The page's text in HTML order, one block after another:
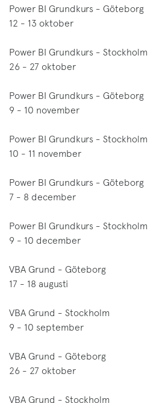
Power BI Grundkurs - Göteborg
12 - 13 oktober
Power BI Grundkurs - Stockholm
26 - 27 oktober
Power BI Grundkurs - Göteborg
9 - 10 november
Power BI Grundkurs - Stockholm
10 - 11 november
Power BI Grundkurs - Göteborg
7 - 8 december
Power BI Grundkurs - Stockholm
9 - 10 december
VBA Grund - Göteborg
17 - 18 augusti
VBA Grund - Stockholm
9 - 10 september
VBA Grund - Göteborg
26 - 27 oktober
VBA Grund - Stockholm